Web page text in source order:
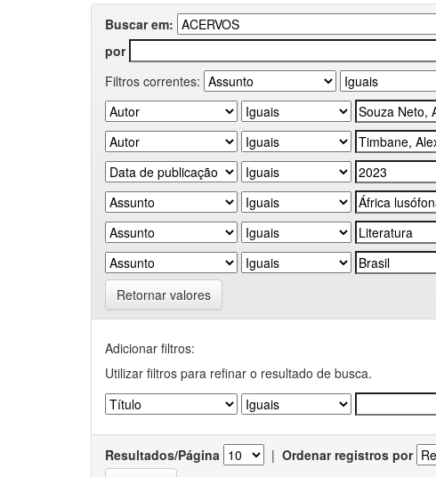
Buscar em:
por
Filtros correntes:
Retornar valores
Adicionar filtros:
Utilizar filtros para refinar o resultado de busca.
Resultados/Página | Ordenar registros por